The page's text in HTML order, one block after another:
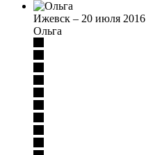
Ижевск – 20 июля 2016
Ольга